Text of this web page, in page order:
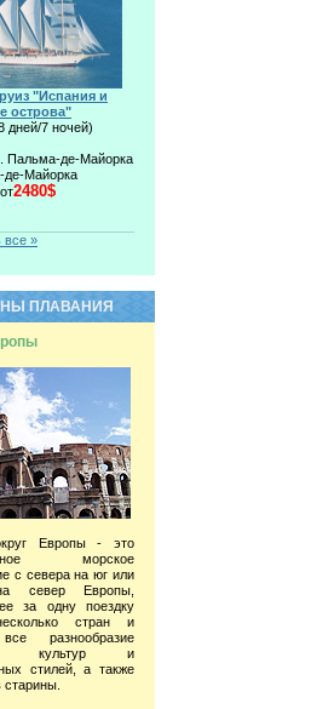
"Испания и
острова"
дней/7 ночей)
Пальма-де-Майорка
Майорка
2480$
все »
ПЛАВАНИЯ
Европы - это
морское
с севера на юг или
север Европы,
за одну поездку
стран и
разнообразие
культур и
стилей, а также
старины.